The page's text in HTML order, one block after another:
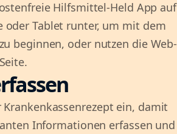
Hilfsmittel-Held App auf
oder Tablet runter, um mit dem
beginnen, oder nutzen die Web-
Krankenkassenrezept ein, damit
Informationen erfassen und